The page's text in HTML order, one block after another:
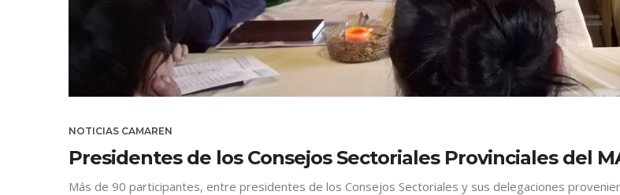
NOTICIAS CAMAREN
Presidentes de los Consejos Sectoriales Provinciales del
Más de 90 participantes, entre presidentes de los Consejos Sectoriales y sus delegaciones